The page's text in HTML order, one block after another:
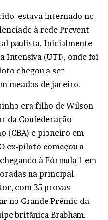
estava internado no
à rede Prevent
paulista. Inicialmente
Intensiva (UTI), onde foi
chegou a ser
meados de janeiro.
era filho de Wilson
da Confederação
(CBA) e pioneiro em
ex-piloto começou a
à Fórmula 1 em
na principal
com 35 provas
no Grande Prêmio da
britânica Brabham.